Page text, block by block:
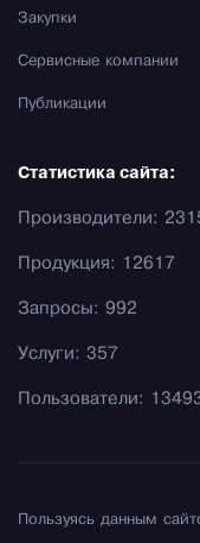
Закупки
Сервисные компании
Публикации
Статистика сайта:
Производители:
Продукция: 12617
Запросы: 992
Услуги: 357
Пользователи:
Пользуясь данным